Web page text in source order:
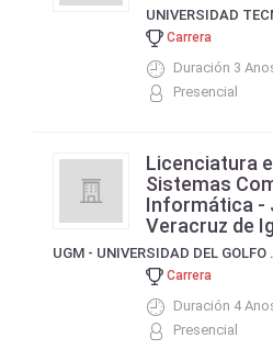
UNIVERSIDAD
Carrera
Duración 3
Presencial
Licenciatura
Sistemas
Informática -
Veracruz de
UGM -
Carrera
Duración 4
Presencial